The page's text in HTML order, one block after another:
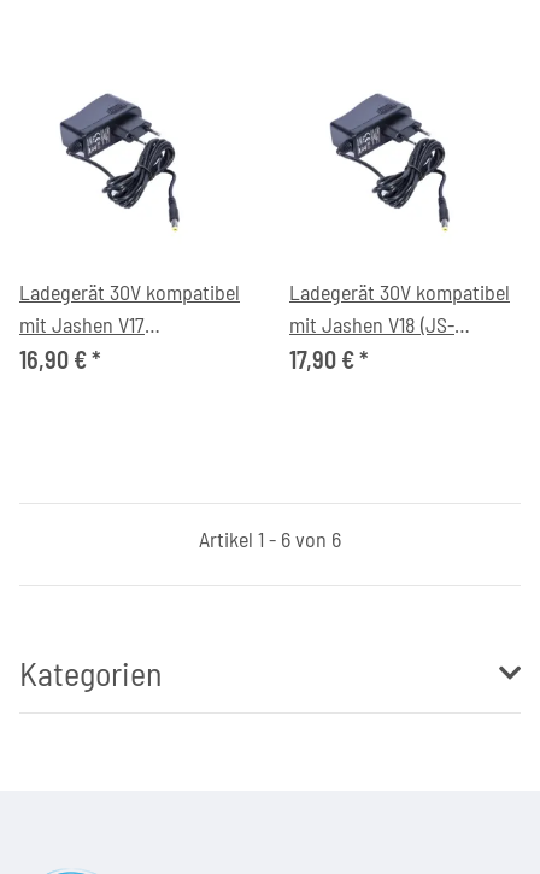
Ladegerät 30V kompatibel
mit Jashen V17
Akkustaubsauger
16,90 €*
Ladegerät 30V kompatibel
mit Jashen V18 (JS-
AV02A01) Akkustaubsauger
17,90 €*
Artikel 1 - 6 von 6
Kategorien